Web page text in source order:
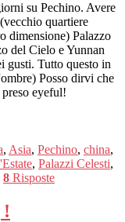
su Pechino. Avere
quartiere
dimensione) Palazzo
del Cielo e Yunnan
gusti. Tutto questo in
Posso dirvi che
eyeful!
, Asia, Pechino, china,
, Palazzi Celesti,
8 Risposte